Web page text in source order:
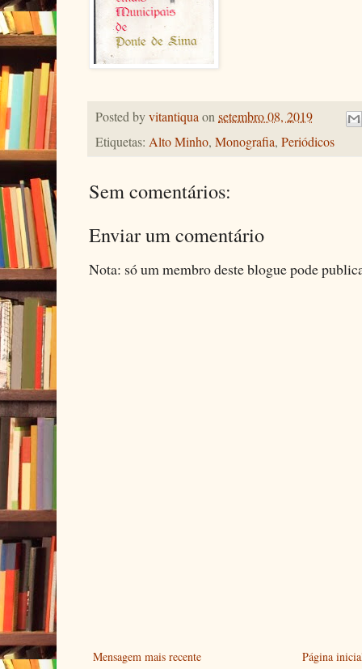
Posted byvitantiquaonsetembro 08, 2019
Etiquetas: Alto Minho, Monografia, Periódicos
Sem comentários:
Enviar um comentário
Nota: só um membro deste blogue pode
Mensagem mais recente Página